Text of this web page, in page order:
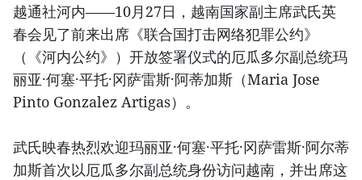
越通社河内——10月27日，越南国家副主席武氏英
春会见了前来出席《联合国打击网络犯罪公约》
（《河内公约》）开放签署仪式的厄瓜多尔副总统玛
丽亚·何塞·平托·冈萨雷斯·阿蒂加斯（Maria Jose
Pinto Gonzalez Artigas）。
武氏映春热烈欢迎玛丽亚·何塞·平托·冈萨雷斯·阿尔蒂
加斯首次以厄瓜多尔副总统身份访问越南，并出席这